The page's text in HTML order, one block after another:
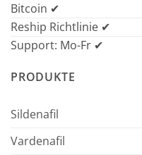
Bitcoin ✔
Reship Richtlinie ✔
Support: Mo-Fr ✔
PRODUKTE
Sildenafil
Vardenafil